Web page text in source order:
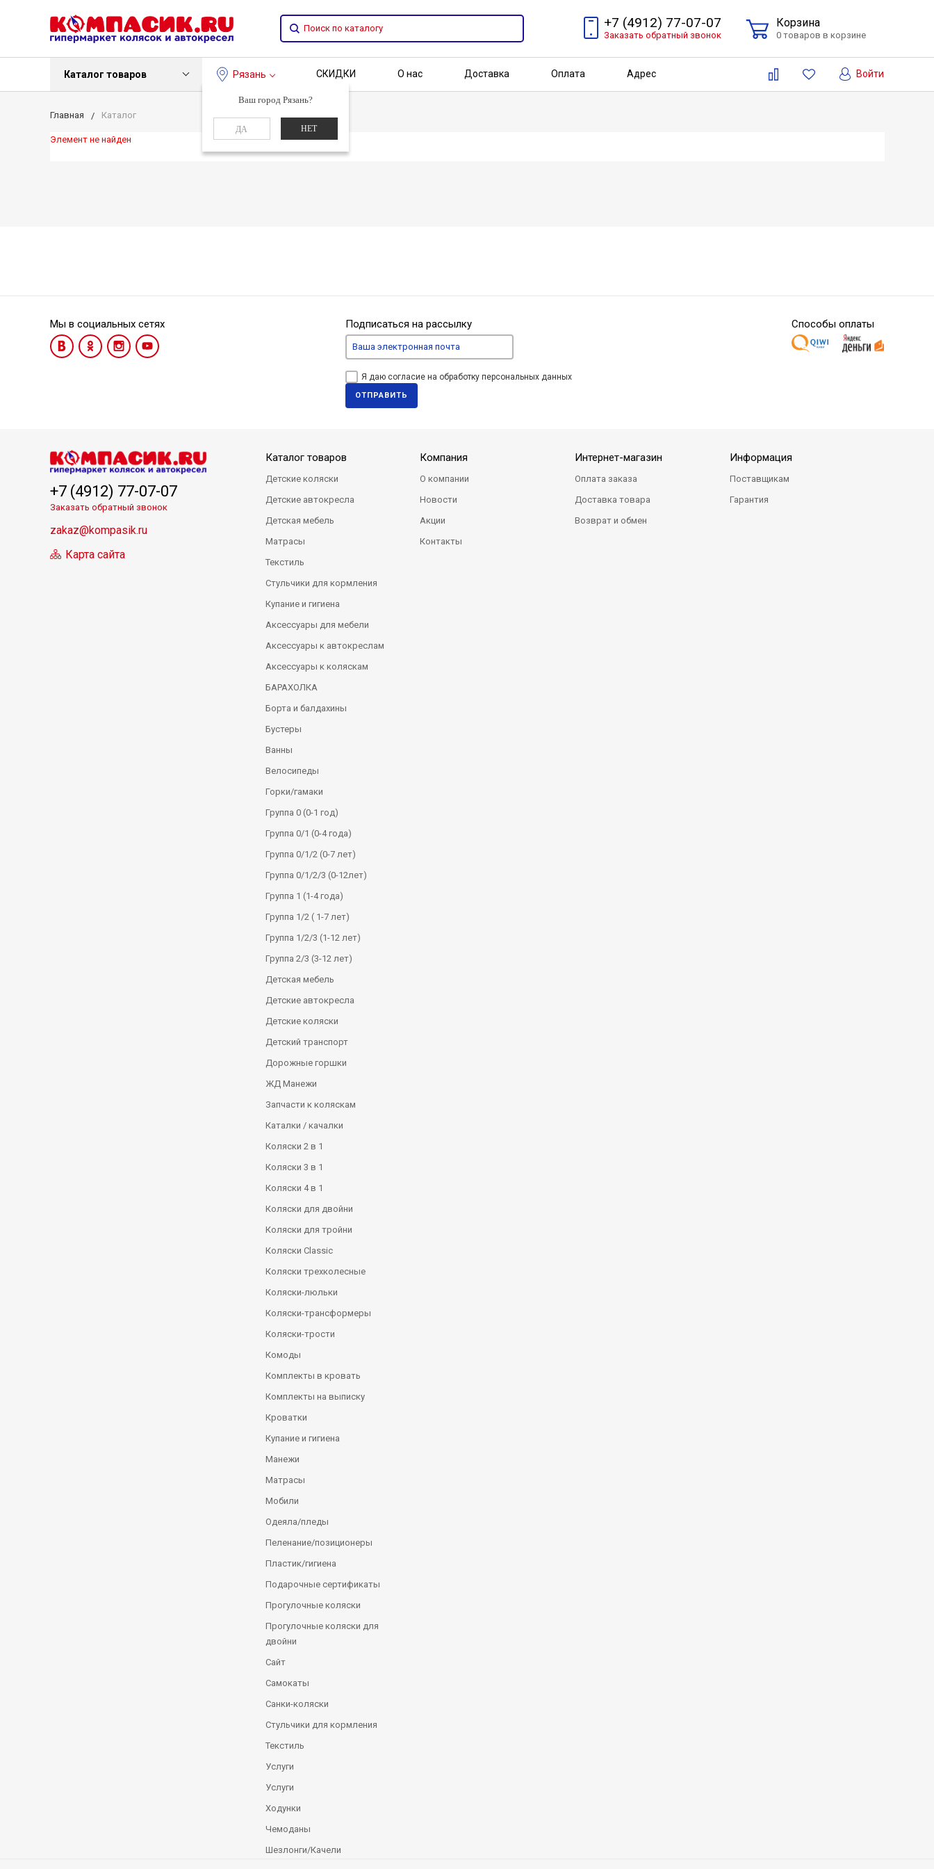
+7 (4912) 77-07-07
Заказать обратный звонок
Корзина
0 товаров в корзине
Каталог товаров Рязань
Ваш город Рязань?
ДА НЕТ
СКИДКИ О нас Доставка Оплата Адрес Войти
Главная Каталог
Элемент не найден
Мы в социальных сетях Подписаться на рассылку
Я даю согласие на обработку персональных данных
ОТПРАВИТЬ
Способы оплаты
+7 (4912) 77-07-07
Заказать обратный звонок
zakaz@kompasik.ru
Карта сайта
Каталог товаров
Детские коляски
Детские автокресла
Детская мебель
Матрасы
Текстиль
Стульчики для кормления
Купание и гигиена
Аксессуары для мебели
Аксессуары к автокреслам
Аксессуары к коляскам
БАРАХОЛКА
Борта и балдахины
Бустеры
Ванны
Велосипеды
Горки/гамаки
Группа 0 (0-1 год)
Группа 0/1 (0-4 года)
Группа 0/1/2 (0-7 лет)
Группа 0/1/2/3 (0-12лет)
Группа 1 (1-4 года)
Группа 1/2 ( 1-7 лет)
Группа 1/2/3 (1-12 лет)
Группа 2/3 (3-12 лет)
Детская мебель
Детские автокресла
Детские коляски
Детский транспорт
Дорожные горшки
ЖД Манежи
Запчасти к коляскам
Каталки / качалки
Коляски 2 в 1
Коляски 3 в 1
Коляски 4 в 1
Коляски для двойни
Коляски для тройни
Коляски Сlassic
Коляски трехколесные
Коляски-люльки
Коляски-трансформеры
Коляски-трости
Комоды
Комплекты в кровать
Комплекты на выписку
Кроватки
Купание и гигиена
Манежи
Матрасы
Мобили
Одеяла/пледы
Пеленание/позиционеры
Пластик/гигиена
Подарочные сертификаты
Прогулочные коляски
Прогулочные коляски для
двойни
Сайт
Самокаты
Санки-коляски
Стульчики для кормления
Текстиль
Услуги
Услуги
Ходунки
Чемоданы
Шезлонги/Качели
Компания
О компании
Новости
Акции
Контакты
Интернет-магазин
Оплата заказа
Доставка товара
Возврат и обмен
Информация
Поставщикам
Гарантия